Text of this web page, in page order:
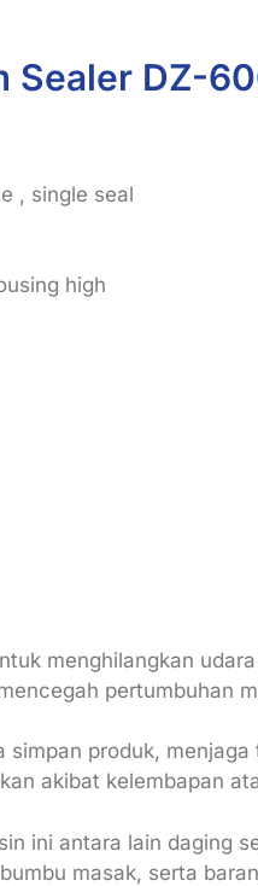
Sealer DZ-
, single seal
high
menghilangkan
pertumbuhan
produk,
akibat kelembapan
ini antara lain daging
masak, serta